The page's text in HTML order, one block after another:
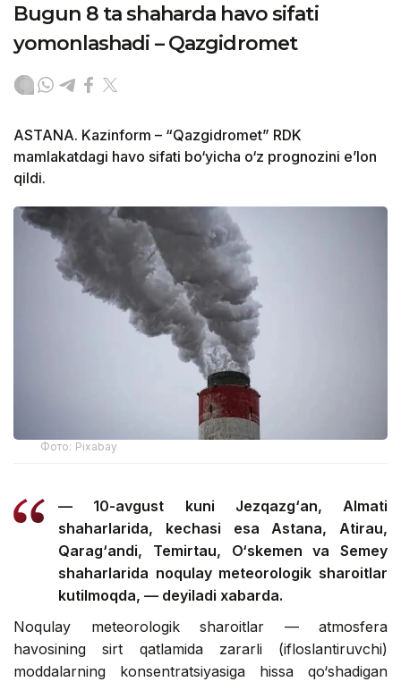
Bugun 8 ta shaharda havo sifati
yomonlashadi – Qazgidromet
ASTANA. Kazinform – “Qazgidromet” RDK
mamlakatdagi havo sifati bo‘yicha o‘z prognozini e’lon
qildi.
Фото: Pixabay
— 10-avgust kuni Jezqazg‘an, Almati
shaharlarida, kechasi esa Astana, Atirau,
Qarag‘andi, Temirtau, O‘skemen va Semey
shaharlarida noqulay meteorologik sharoitlar
kutilmoqda, — deyiladi xabarda.
Noqulay meteorologik sharoitlar — atmosfera
havosining sirt qatlamida zararli (ifloslantiruvchi)
moddalarning konsentratsiyasiga hissa qo‘shadigan